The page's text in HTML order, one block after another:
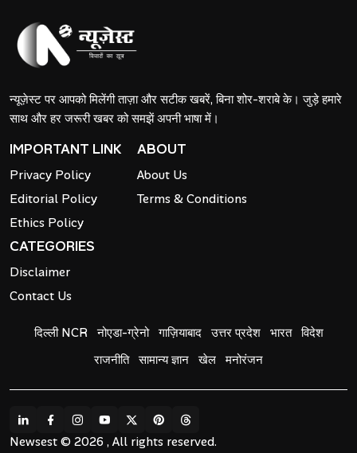
न्यूज़ेस्ट पर आपको मिलेंगी ताज़ा और सटीक खबरें, बिना शोर-शराबे के। जुड़े हमारे
साथ और हर जरूरी खबर को समझें अपनी भाषा में।
IMPORTANT LINK
Privacy Policy
Editorial Policy
Ethics Policy
ABOUT
About Us
Terms & Conditions
CATEGORIES
Disclaimer
Contact Us
दिल्ली NCR नोएडा-ग्रेनो गाज़ियाबाद उत्तर प्रदेश भारत विदेश
राजनीति सामान्य ज्ञान खेल मनोरंजन
Newsest © 2026 , All rights reserved.